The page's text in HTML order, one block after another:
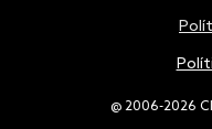
@ 2006-2026